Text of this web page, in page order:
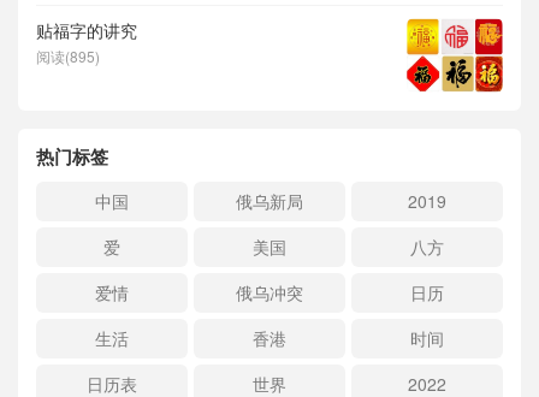
贴福字的讲究
阅读(895)
热门标签
中国 俄乌新局
2019
爱
美国
八方
爱情
俄乌冲突
日历
生活
香港
时间
日历表
世界
2022